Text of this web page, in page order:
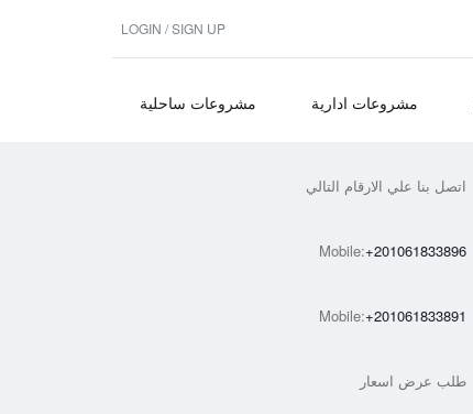
LOGIN / SIGN UP
مشروعات ادارية مشروعات ساحلية
اتصل بنا علي الارقام التالي
Mobile:+201061833896
Mobile:+201061833891
طلب عرض اسعار